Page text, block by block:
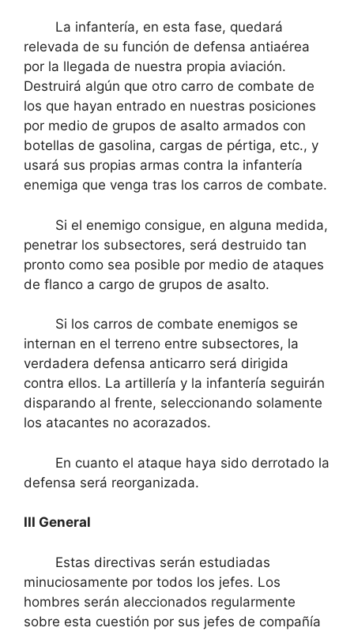
La infantería, en esta fase, quedará
relevada de su función de defensa antiaérea
por la llegada de nuestra propia aviación.
Destruirá algún que otro carro de combate de
los que hayan entrado en nuestras posiciones
por medio de grupos de asalto armados con
botellas de gasolina, cargas de pértiga, etc., y
usará sus propias armas contra la infantería
enemiga que venga tras los carros de combate.
Si el enemigo consigue, en alguna medida,
penetrar los subsectores, será destruido tan
pronto como sea posible por medio de ataques
de flanco a cargo de grupos de asalto.
Si los carros de combate enemigos se
internan en el terreno entre subsectores, la
verdadera defensa anticarro será dirigida
contra ellos. La artillería y la infantería seguirán
disparando al frente, seleccionando solamente
los atacantes no acorazados.
En cuanto el ataque haya sido derrotado la
defensa será reorganizada.
III General
Estas directivas serán estudiadas
minuciosamente por todos los jefes. Los
hombres serán aleccionados regularmente
sobre esta cuestión por sus jefes de compañía